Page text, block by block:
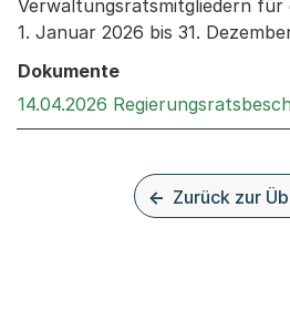
Verwaltungsratsmitgliedern für
1. Januar 2026 bis 31.
Dokumente
14.04.2026
Zurück zur